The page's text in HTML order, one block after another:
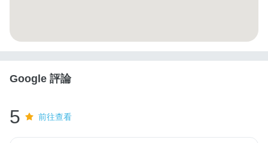
Google 評論
5 前往查看